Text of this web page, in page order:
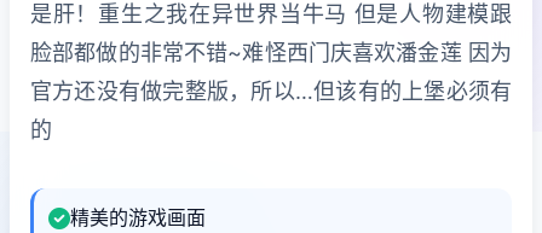
是肝！重生之我在异世界当牛马 但是人物建模跟
脸部都做的非常不错~难怪西门庆喜欢潘金莲 因为
官方还没有做完整版，所以…但该有的上堡必须有
的
精美的游戏画面